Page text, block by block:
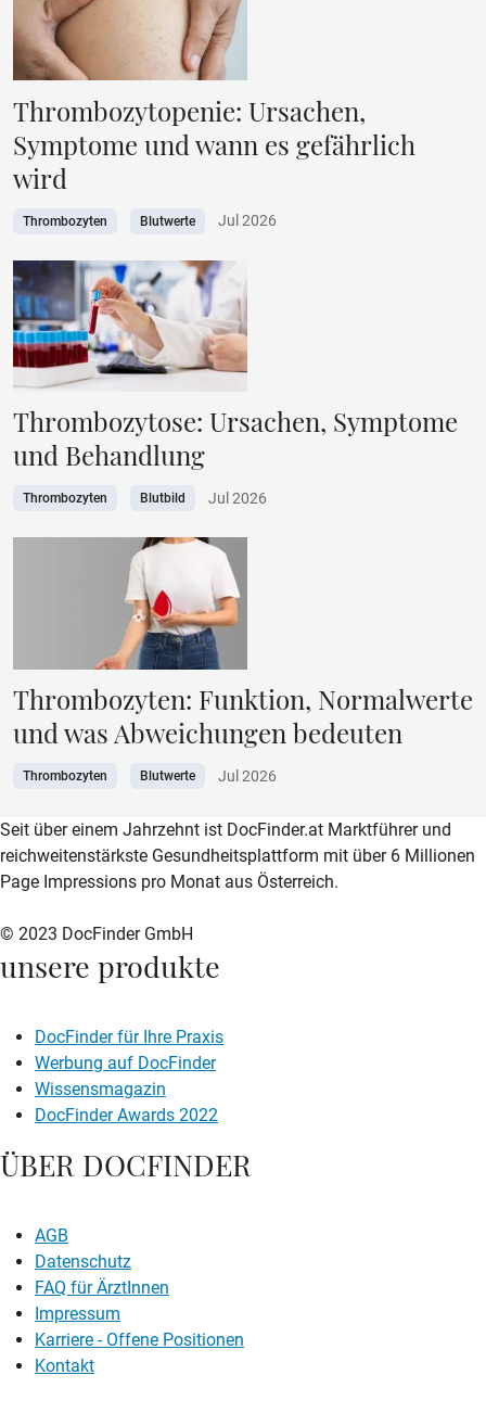
Thrombozytopenie: Ursachen,
Symptome und wann es gefährlich
wird
Thrombozyten Blutwerte Jul 2026
Thrombozytose: Ursachen, Symptome
und Behandlung
Thrombozyten Blutbild Jul 2026
Thrombozyten: Funktion, Normalwerte
und was Abweichungen bedeuten
Thrombozyten Blutwerte Jul 2026
zur DocFinder-Startseite
logo icon
Seit über einem Jahrzehnt ist DocFinder.at Marktführer und
reichweitenstärkste Gesundheitsplattform mit über 6 Millionen
Page Impressions pro Monat aus Österreich.
© 2023 DocFinder GmbH
unsere produkte
DocFinder für Ihre Praxis
Werbung auf DocFinder
Wissensmagazin
DocFinder Awards 2022
ÜBER DOCFINDER
AGB
Datenschutz
FAQ für ÄrztInnen
Impressum
Karriere - Offene Positionen
Kontakt